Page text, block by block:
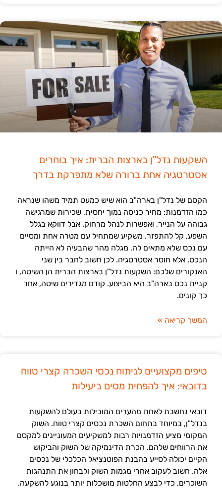
השקעות נדל"ן בארצות הברית: איך בוחרים
אסטרטגיה אחת ברורה שלא מתפרקת בדרך
הקסם של נדל"ן בארה"ב הוא שיש כמעט תמיד משהו שנראה
כמו הזדמנות: מחיר כניסה נמוך יחסית, שכירות שמרגישה
גבוהה על הנייר, ואפשרות לנהל מרחוק. אבל דווקא בגלל
השפע, קל להתפזר. משקיע שמתחיל עם מטרה אחת ומסיים
עם נכס שלא מתאים לה, מגלה מהר שהבעיה לא הייתה
הנכס, אלא חוסר אסטרטגיה. לכן חשוב לחבר בין שני
האנקורים שלכם: השקעות נדל"ן בארצות הברית הן השיטה, ו
קניית נכס בארה"ב היא הביצוע. קודם מגדירים שיטה, אחר
כך קונים.
המשך קריאה »
טיפים מקצועיים לניתוח נכסי השכרה קצרי טווח
בדובאי: איך להפחית מסים ביעילות
דובאי נחשבת לאחת מהערים המובילות בעולם להשקעות
בנדל"ן, במיוחד בתחום השכרת נכסים קצרי טווח. השוק
המקומי מציע הזדמנויות רבות למשקיעים המעוניינים למקסם
את הרווחים שלהם. הכרת הדינמיקה של השוק והביקוש
הקיים יכולה לסייע בהבנת הפוטנציאל הכלכלי של נכסים
אלה. חשוב לעקוב אחרי מגמות השוק ולבחון את התנהגות
השוכרים, כדי לבצע החלטות מושכלות יותר בנוגע להשקעה.